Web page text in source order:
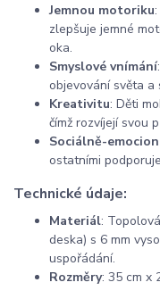
Jemnou motoriku
zlepšuje jemné
oka.
Smyslové vnímání
objevování světa a
Kreativitu: Děti
čímž rozvíjejí svou
Sociálně-
ostatními
Technické údaje:
Materiál:
deska) s 6 mm
uspořádání.
Rozměry: 35 cm x